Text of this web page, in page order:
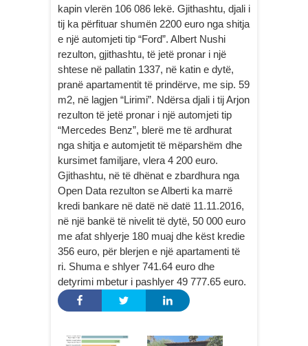
kapin vlerën 106 086 lekë. Gjithashtu, djali i
tij ka përfituar shumën 2200 euro nga shitja
e një automjeti tip “Ford”. Albert Nushi
rezulton, gjithashtu, të jetë pronar i një
shtese në pallatin 1337, në katin e dytë,
pranë apartamentit të prindërve, me sip. 59
m2, në lagjen “Lirimi”. Ndërsa djali i tij Arjon
rezulton të jetë pronar i një automjeti tip
“Mercedes Benz”, blerë me të ardhurat
nga shitja e automjetit të mëparshëm dhe
kursimet familjare, vlera 4 200 euro.
Gjithashtu, në të dhënat e zbardhura nga
Open Data rezulton se Alberti ka marrë
kredi bankare në datë në datë 11.11.2016,
në një bankë të nivelit të dytë, 50 000 euro
me afat shlyerje 180 muaj dhe këst kredie
356 euro, për blerjen e një apartamenti të
ri. Shuma e shlyer 741.64 euro dhe
detyrimi mbetur i pashlyer 49 777.65 euro.